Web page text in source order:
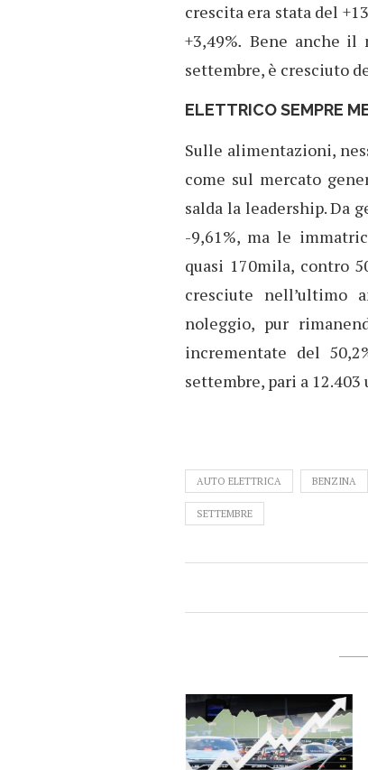
crescita era stata del
+3,49%. Bene anche il
settembre, è cresciuto
ELETTRICO SEMPRE
Sulle alimentazioni,
come sul mercato
salda la leadership. Da
-9,61%, ma le
quasi 170mila, contro
cresciute nell’ultimo
noleggio, pur
incrementate del
settembre, pari a 12.403
AUTO ELETTRICA BENZINA
SETTEMBRE